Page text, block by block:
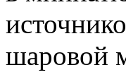
шаровой